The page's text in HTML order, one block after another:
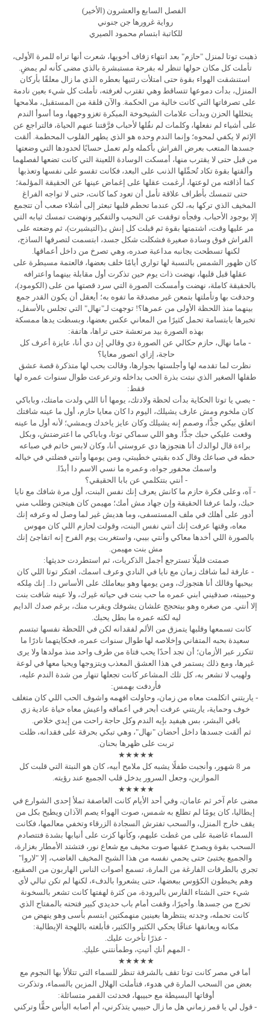
الفصل السابع والعشرون (الأخير)
رواية غرورها جن جنوني
للكاتبة ابتسام محمود الصيري
ذهبت توتا لمنزل "حازم" بعد انتهاء زفاف أخويها، شعرت أنها تراه للمرة الأولى،
تأملت كل مكان حولها تنظر له بفرحة مستبشرة بالذي مضى كأنه لم يمضِ.
استنشقت الهواء بقوة حتى امتلأت رئتيها بعطره الذي ما زال معلقًا بأركان
المنزل، بدأت دموعها تتساقط وهي تقترب لغرفته، تأملت كل شيء بعين نادمة
على تصرفاتها التي كانت خالية من الحكمة. والآن قلقة من المستقبل، ملامحها
يتخللها الحزن وبدأت علامات الشيخوخة المبكرة تغزو وجهها، وما أسوأ الندم
على أشياء لم نفعلها، وكلمات لم نقُلها لأحباب فرَّقتنا عنهم الحياة، فالتراجع عن
الإثم لا يكفي لمحوه؛ وإنما الندم وحده هو الذي يطهر القلوب المحطمة. ألقت
جسدها المتعب بعرض الفراش بأكمله ولم تعمل حسابًا لحدودها التي وضعتها
من قبل حتى لا يقترب منها، أمسكت الوسادة اللعينة التي كانت تضعها لفصلهما
وألقتها بقوة تكاد تُحمِّلها الذنب على البعد، فكانت تقسو على نفسها وتعذبها
كما أذاقته من لوعتها، أرغمت عقلها على إغماض عينها عن الحقيقة المؤلمة؛
حتى تتمسك بأطراف علاقة تأمل أن تعود كما كانت، حتى لا تواجه الفراغ
المخيف الذي تركها به، لكن عندما تحطم قلبها تبعثر إلى أشلاء صعب أن تتجمع
إلا بوجود الأحباب. وفجأه توقفت عن النحيب والتفكير ونهضت تمسك ثيابه التي
مر عليها وقت، اشتمتها بقوة ثم قبلت كل إنش بـ(التيشيرت)، ثم وضعته على
الفراش فوق وسادة صغيرة فشكلت شكل جسد، ابتسمت لتصرفها الساذج،
لكنها تسطحت بجانبه مداعبة صدره، وهي تصرخ من داخل أعماقها.
كان ظهور الشمس بالنسبة لها تواري أيامًا خلف بعضها، فالعتمة مسيطرة على
عقلها قبل قلبها، نهضت ذات يوم حين تذكرت أول مقابلة بينهما واعترافه
بالحقيقة كاملة، نهضت وأمسكت الصورة التي سرد قصتها من على (الكومود)،
وحدقت بها وتأملتها بتمعن غير مصدقة ما تفوه به؛ أيعقل أن يكون القدر جمع
بينهما منذ اللحظة الأولى من عمرها؟! توجهت لـ"نهال" التي تجلس بالأسفل،
تخبرها بابتسامة تحمل كثيرًا من المعاني عكس بعضها، وبسطت يدها ممسكة
بهذه الصورة بيد مرتعشة حتى تراها، هاتفة:
- ماما نهال، حازم حكالي عن الصورة دي وقالي إن دي أنا، عايزة أعرف كل
حاجة، إزاي اتصور معايا؟
نظرت لما تقدمه لها وأجلستها بجوارها، وقالت بحب لها متذكرة قصة عشق
طفلها الصغير الذي نبتت بذرة الحب بداخله وترعرعت طوال سنوات عمره لها
فقط:
- بصي يا توتا الحكاية بدأت لحظة ولادتك، يومها أنا اللي ولدت مامتك، وباباكي
كان ملخوم ومش عارف يشيلك، اليوم دا كان معايا حازم، أول ما عينه شافتك
اتعلق بيكي جدًّا، وصمم إنه يشيلك وكان عايز ياخدك ويمشي؛ لأنه أول ما عينه
وقعت عليكي حبك جدًّا. وهو اللي سماكي توتا، وباباكي ما اعترضتش، وبكل
براءة قال لوالدك أنا هتجوزها دي عروستي أنا، وكان لابس خاتم في صباعه
حطه في صباعك وقال كده بقيتي خطيبتي، ومن يومها وأنتي فضلتي في خياله
واسمك محفور جواه، وعمره ما نسي الاسم دا أبدًا.
- أنتي بتتكلمي عن بابا الحقيقي؟
- آه، وعلى فكرة حازم ما كانش يعرف إنك نفس البنت، أول مرة شافك مع نايا
حبك، ولما عرفنا الحقيقة وإن جهاد مش أمك؛ مهيمن كان هيتجنن وطلب مني
أدور على أهلك في ملف المستسفى، وما هديش غير لما وصل له وعرفه إنك
معاه، وقتها عرفت إنك أنتي نفس البنت، وقولت لحازم اللي كان مهوس
بالصورة اللي أخدها معاكي وأنتي بيبي، واستغربت يوم الفرح إنه اتفاجئ إنك
مش بنت مهيمن.
صمتت قليلًا تسترجع أجمل الذكريات، ثم استطردت حديثها:
- عارفة لما شافك زمان مع نايا في النادي وعرف اسمك، افتكر توتا اللي كان
بيحبها وقالك أنا هتجوزك، ومن يومها وهو بيعاملك على الأساس دا.. إنك مِلكه
وحبيبته، صدقيني ابني عمره ما حب بنت في حياته غيرك، ولا عينه شافت بنت
إلا أنتي. من صغره وهو بيتحجج علشان يشوفك ويقرب منك، برغم صدك الدايم
ليه لكنه عمره ما بطل يحبك.
كانت تسمعها وقلبها يتمزق من الألم لفقدانه لكن في اللحظة نفسها تبتسم
سعيدة بحبه المتفاني وإخلاصه لها طوال سنوات عمره، فحكايتهما نادرًا ما
تتكرر عبر الأزمان؛ أن تجد أحدًا يحب فتاة من طرف واحد منذ مولدها ولا يرى
غيرها، ومع ذلك يستمر في هذا العشق المعذب ويتزوجها ويحيا معها في لوعة
ولهيب لا تشعر به، كل تلك المشاعر كانت تجعلها تنهار من شدة الندم عليه،
فأردفت بهمس:
- ياريتني اتكلمت معاه من زمان، وحاولت افهمه واشوف الحب اللي كان متغلف
خوف وحماية، ياريتني عرفت أبحر في أعماقه واعيش معاه حياة عادية زي
باقي البشر، بس هيفيد بإيه الندم وكل حاجة راحت من إيدي خلاص.
ثم ألقت جسدها داخل أحضان "نهال"، وهي تبكي بحرقة على فقدانه، ظلت
تربت على ظهرها بحنان.
★★★★★
مر 8 شهور، وأنجبت طفلًا يشبه كل ملامح أبيه، كان هو النبتة التي قلبت كل
الموازين، وجعل السرور يدخل قلب الجميع عند رؤيته.
★★★★★
مضى عام آخر ثم عامان، وفي أحد الأيام كانت العاصفة تملأ إحدى الشوارع في
إيطاليا، كان يومًا لم تطلع به شمس، صوت الهواء يصم الآذان ويطيح بكل من
يقف خارج المنزل، والسحب تفترش السجادة الزرقاء وتخفي معالمها، فكانت
السماء غاضبة على من غطت عليهم، وكأنها كزت على أنيابها بشدة فتتصادم
السحب بقوة ويصدح عقبها صوت مخيف مع شعاع نور، فتشتد الأمطار بغزارة،
والجميع يختبئ حتى يحمي نفسه من هذا الشبح المخيف الغاضب، إلا "لاروا"
تجري بالطرقات الفارغة من المارة، تسمع أصوات الناس الهاربون من الصقيع،
وهم يخبطون الكؤوس ببعضها، حتى يشعروا بالدفء، لكنها لم تكن تبالي لأي
شيء حتى الشتاء القارس بالبرودة، من كثرة لهفتها كانت تشعر بالسخونة
تخرج من جسدها. وأخيرًا، وقفت أمام باب حديدي كبير فتحته بالمفتاح الذي
كانت تحمله، وجدته ينتظرها بعينين منهمكتين ابتسم بأسى وهو ينهض من
مكانه ويعانقها عناقًا يحكي الكثير والكثير، فأبلغته باللهجة الإيطالية:
- عذرًا تأخرت عليك.
- المهم أنكِ أتيتِ، وطمأنتني عليكِ.
★★★★★
أما في مصر كانت توتا تقف بالشرفة تنظر للسماء التي تتلألأ بها النجوم مع
بعض من السحب المارة في هدوء، فتأملت الهلال المزين بالسماء، وتذكرت
أوقاتها البسيطة مع حبيبها، فحدثت القمر متسائلة:
- قول لي يا قمر زماني هل ما زال حبيبي يتذكرني، أم أصابه اليأس حقًّا وتركني